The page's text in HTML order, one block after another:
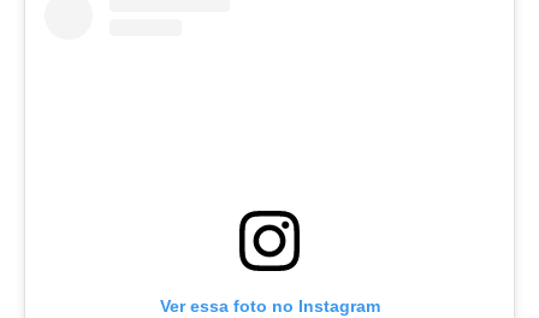
Ver essa foto no Instagram